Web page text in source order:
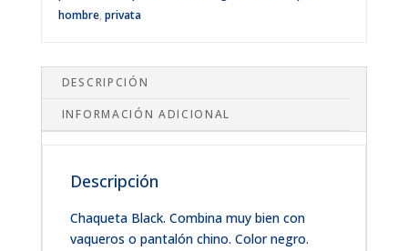
hombre, privata
DESCRIPCIÓN
INFORMACIÓN ADICIONAL
Descripción
Chaqueta Black. Combina muy bien con
vaqueros o pantalón chino. Color negro.